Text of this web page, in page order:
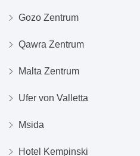
Gozo Zentrum
Qawra Zentrum
Malta Zentrum
Ufer von Valletta
Msida
Hotel Kempinski